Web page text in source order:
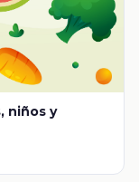
niños y